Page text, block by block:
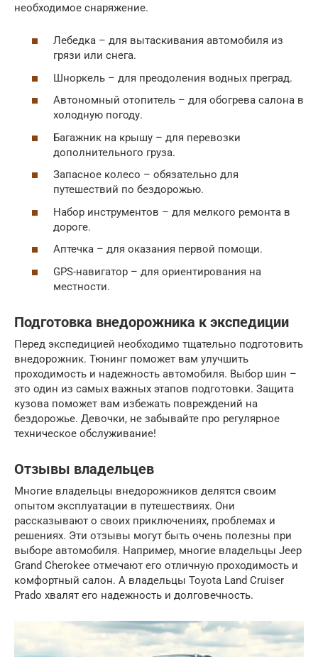
необходимое снаряжение.
Лебедка – для вытаскивания автомобиля из
грязи или снега.
Шноркель – для преодоления водных преград.
Автономный отопитель – для обогрева салона в
холодную погоду.
Багажник на крышу – для перевозки
дополнительного груза.
Запасное колесо – обязательно для
путешествий по бездорожью.
Набор инструментов – для мелкого ремонта в
дороге.
Аптечка – для оказания первой помощи.
GPS-навигатор – для ориентирования на
местности.
Подготовка внедорожника к экспедиции
Перед экспедицией необходимо тщательно подготовить
внедорожник. Тюнинг поможет вам улучшить
проходимость и надежность автомобиля. Выбор шин –
это один из самых важных этапов подготовки. Защита
кузова поможет вам избежать повреждений на
бездорожье. Девочки, не забывайте про регулярное
техническое обслуживание!
Отзывы владельцев
Многие владельцы внедорожников делятся своим
опытом эксплуатации в путешествиях. Они
рассказывают о своих приключениях, проблемах и
решениях. Эти отзывы могут быть очень полезны при
выборе автомобиля. Например, многие владельцы Jeep
Grand Cherokee отмечают его отличную проходимость и
комфортный салон. А владельцы Toyota Land Cruiser
Prado хвалят его надежность и долговечность.